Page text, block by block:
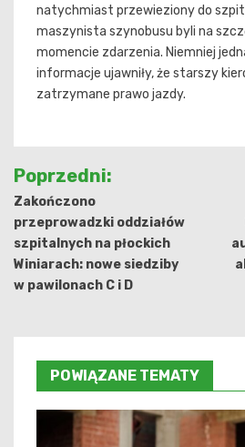
natychmiast przewieziony do
maszynista szynobusu byli na
momencie zdarzenia. Niemniej
informacje ujawniły, że starszy
zatrzymane prawo jazdy.
Nawigacja
wpisu
Poprzedni:
Zakończono
przeprowadzki oddziałów
szpitalnych na płockich
Winiarach: nowe siedziby
w pawilonach C i D
POWIĄZANE TEMATY